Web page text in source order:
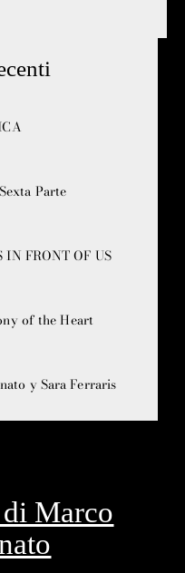
Parte
FRONT OF US
of the Heart
y Sara Ferraris
Marco